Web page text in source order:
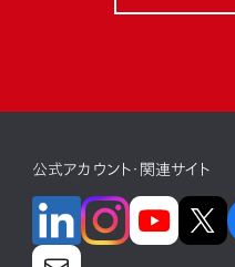
ソフトウェア(組み込み)
モビリティサービス 新規事業
カーボンニュートラル コロ
公式アカウント・関連サイト